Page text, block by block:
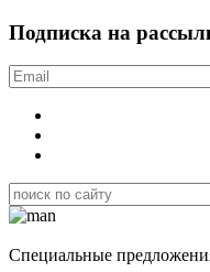
Подписка на
Специальные